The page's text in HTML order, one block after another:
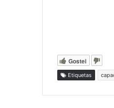
Gostei
Etiquetas